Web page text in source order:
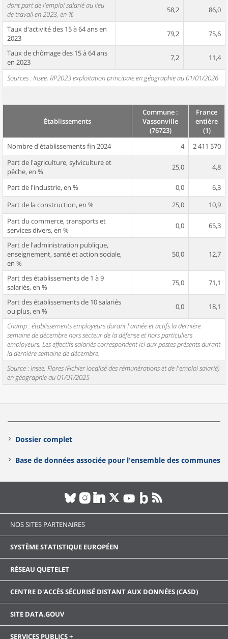
dont part de l'emploi salarié au lieu
de travail en 2023, en %
58,2 86,0
Taux d'activité des 15 à 64 ans en
2023
79,2 75,6
Taux de chômage des 15 à 64 ans
en 2023
7,2 11,4
Sources : Insee, RP2023 exploitation principale en géographie au 01/01/2026
Établissements
Commune :
Vassonville
(76723)
France
entière
(1)
Nombre d'établissements fin 2024
4
2 411 570
Part de l'agriculture, sylviculture et
pêche, en %
25,0 4,8
Part de l'industrie, en % 0,0
6,3
Part de la construction, en %
25,0
10,9
Part du commerce, transports et
services divers, en %
0,0 65,3
Part de l'administration publique,
enseignement, santé et action sociale,
en %
50,0 12,7
Part des établissements de 1 à 9
salariés, en %
75,0 71,1
Part des établissements de 10 salariés
ou plus, en %
0,0 18,1
Champ : établissements employeurs durant l'année et actifs la dernière
semaine de décembre hors secteur de la défense et hors particuliers
employeurs. Les effectifs salariés correspondent ici aux postes présents durant
la dernière semaine de décembre.
Source : Insee, Flores (Fichier localisé des rémunérations et de l'emploi salarié)
en géographie au 01/01/2025
Dossier complet
Base de données associée pour l'ensemble des communes
NOS SITES PARTENAIRES
SYSTÈME STATISTIQUE EUROPÉEN
RÉSEAU QUETELET
CENTRE D'ACCÈS SÉCURISÉ DISTANT AUX DONNÉES (CASD)
SITE DATA.GOUV
SERVICES PUBLICS +